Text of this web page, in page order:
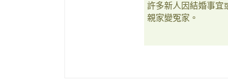
許多新人因結婚事宜
親家變冤家。